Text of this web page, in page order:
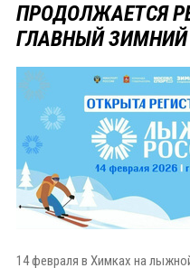
ПРОДОЛЖАЕТСЯ
ГЛАВНЫЙ
14 февраля в Химках на